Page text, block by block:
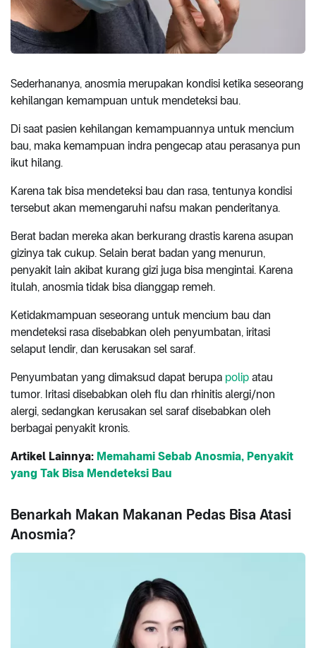
Sederhananya, anosmia merupakan kondisi ketika seseorang
kehilangan kemampuan untuk mendeteksi bau.
Di saat pasien kehilangan kemampuannya untuk mencium
bau, maka kemampuan indra pengecap atau perasanya pun
ikut hilang.
Karena tak bisa mendeteksi bau dan rasa, tentunya kondisi
tersebut akan memengaruhi nafsu makan penderitanya.
Berat badan mereka akan berkurang drastis karena asupan
gizinya tak cukup. Selain berat badan yang menurun,
penyakit lain akibat kurang gizi juga bisa mengintai. Karena
itulah, anosmia tidak bisa dianggap remeh.
Ketidakmampuan seseorang untuk mencium bau dan
mendeteksi rasa disebabkan oleh penyumbatan, iritasi
selaput lendir, dan kerusakan sel saraf.
Penyumbatan yang dimaksud dapat berupa polip atau
tumor. Iritasi disebabkan oleh flu dan rhinitis alergi/non
alergi, sedangkan kerusakan sel saraf disebabkan oleh
berbagai penyakit kronis.
Artikel Lainnya: Memahami Sebab Anosmia, Penyakit
yang Tak Bisa Mendeteksi Bau
Benarkah Makan Makanan Pedas Bisa Atasi
Anosmia?